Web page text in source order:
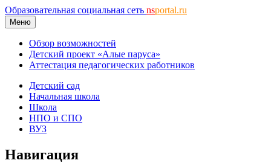
Образовательная социальная сеть nsportal.ru
Меню
Обзор возможностей
Детский проект «Алые паруса»
Аттестация педагогических работников
Детский сад
Начальная школа
Школа
НПО и СПО
ВУЗ
Навигация